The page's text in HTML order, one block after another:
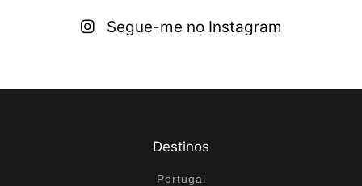
Segue-me no Instagram
Destinos
Portugal